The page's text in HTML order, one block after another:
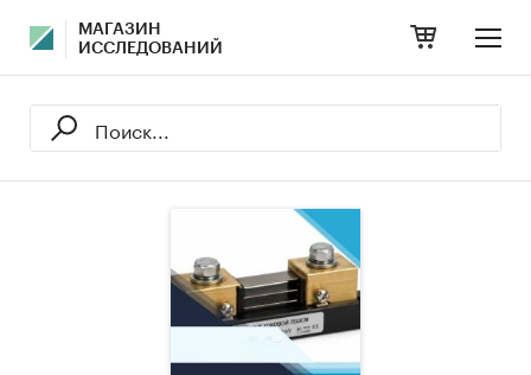
МАГАЗИН
ИССЛЕДОВАНИЙ